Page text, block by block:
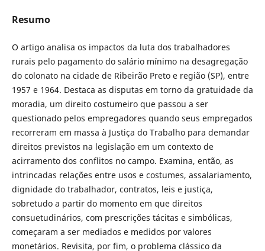
Resumo
O artigo analisa os impactos da luta dos trabalhadores
rurais pelo pagamento do salário mínimo na desagregação
do colonato na cidade de Ribeirão Preto e região (SP), entre
1957 e 1964. Destaca as disputas em torno da gratuidade da
moradia, um direito costumeiro que passou a ser
questionado pelos empregadores quando seus empregados
recorreram em massa à Justiça do Trabalho para demandar
direitos previstos na legislação em um contexto de
acirramento dos conflitos no campo. Examina, então, as
intrincadas relações entre usos e costumes, assalariamento,
dignidade do trabalhador, contratos, leis e justiça,
sobretudo a partir do momento em que direitos
consuetudinários, com prescrições tácitas e simbólicas,
começaram a ser mediados e medidos por valores
monetários. Revisita, por fim, o problema clássico da